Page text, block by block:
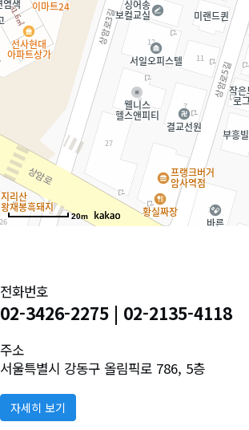
20m
전화번호
02-3426-2275 | 02-2135-4118
주소
서울특별시 강동구 올림픽로 786, 5층
자세히 보기